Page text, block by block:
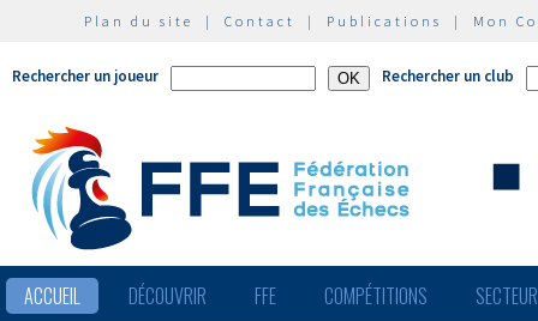
Plan du site | Contact | Publications | Mon
Rechercher un joueur Rechercher un club
ACCUEIL DÉCOUVRIR FFE COMPÉTITIONS